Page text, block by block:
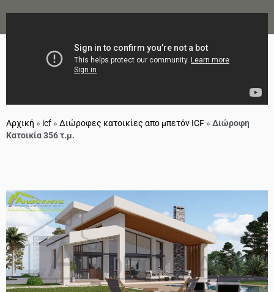
Αρχική » icf » Διώροφες κατοικίες απο μπετόν ICF » Διώροφη
Κατοικία 356 τ.μ.